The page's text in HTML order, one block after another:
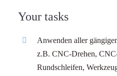
Your tasks
Anwenden aller
z.B. CNC-Drehen,
Rundschleifen,